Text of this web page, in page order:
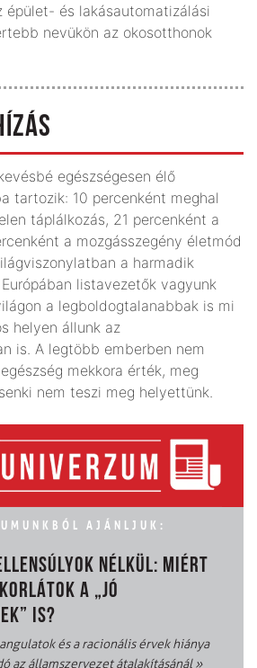
épület- és lakásautomatizálási
nevükön az okosotthonok
egészségesen élő
tartozik: 10 percenként meghal
táplálkozás, 21 percenként a
a mozgásszegény életmód
a harmadik
listavezetők vagyunk
a legboldogtalanabbak is mi
helyen állunk az
is. A legtöbb emberben nem
mekkora érték, meg
nem teszi meg helyettünk.
AJÁNLJUK:
NÉLKÜL: MIÉRT
A „JÓ
IS?
és a racionális érvek hiánya
az államszervezet átalakításánál»